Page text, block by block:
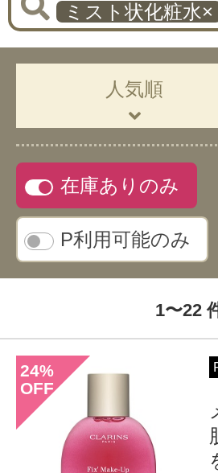
ミスト状化粧水×
人気順
在庫ありのみ
P利用可能のみ
1〜22
24%
OFF